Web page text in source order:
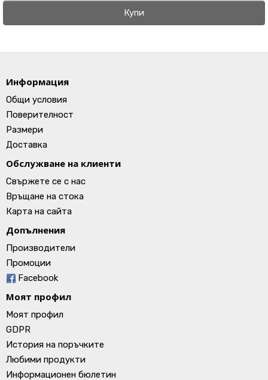
Купи
Информация
Общи условия
Поверителност
Размери
Доставка
Обслужване на клиенти
Свържете се с нас
Връщане на стока
Карта на сайта
Допълнения
Производители
Промоции
Facebook
Моят профил
Моят профил
GDPR
История на поръчките
Любими продукти
Информационен бюлетин